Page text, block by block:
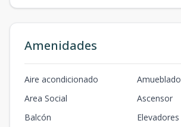
Amenidades
Aire acondicionado
Amueblado
Area Social
Ascensor
Balcón
Elevadores